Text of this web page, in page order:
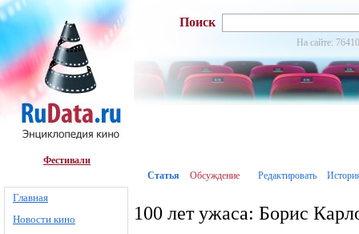
Фестивали
Главная
Новости кино
Поиск
На сайте:
Статья Обсуждение Редактировать
100 лет ужаса: Борис